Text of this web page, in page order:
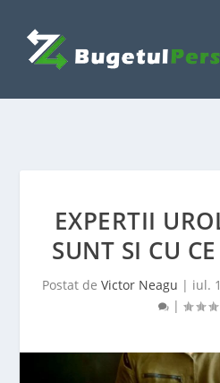
EXPERTII
SUNT SI CU
Postat de Victor Neagu | iul.
|